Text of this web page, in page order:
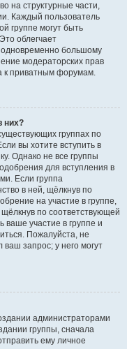
на структурные части,
Каждый пользователь
группе могут быть
облегчает
большому
модераторских прав
к приватным форумам.
них?
группах по
вы хотите вступить в
Однако не все группы
для вступления в
Если группа
в ней, щёлкнув по
на участие в группе,
по соответствующей
ваше участие в группе и
Пожалуйста, не
запрос; у него могут
администраторами
группы, сначала
ему личное